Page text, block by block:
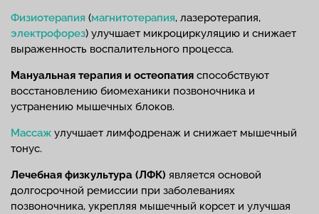
Физиотерапия (магнитотерапия, лазеротерапия,
электрофорез) улучшает микроциркуляцию и снижает
выраженность воспалительного процесса.
Мануальная терапия и остеопатия способствуют
восстановлению биомеханики позвоночника и
устранению мышечных блоков.
Массаж улучшает лимфодренаж и снижает мышечный
тонус.
Лечебная физкультура (ЛФК) является основой
долгосрочной ремиссии при заболеваниях
позвоночника, укрепляя мышечный корсет и улучшая